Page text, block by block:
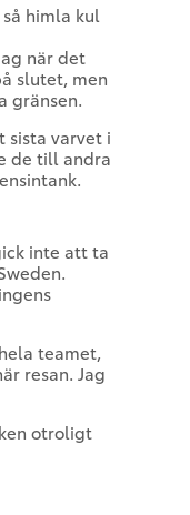
himla kul
när det
slutet, men
gränsen.
sista varvet i
de till andra
inte att ta
teamet,
resan. Jag
otroligt